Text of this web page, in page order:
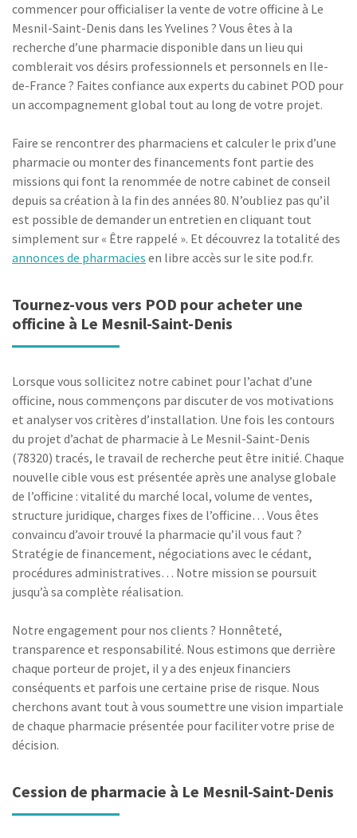
commencer pour officialiser la vente de votre officine à Le
Mesnil-Saint-Denis dans les Yvelines ? Vous êtes à la
recherche d’une pharmacie disponible dans un lieu qui
comblerait vos désirs professionnels et personnels en Ile-
de-France ? Faites confiance aux experts du cabinet POD pour
un accompagnement global tout au long de votre projet.
Faire se rencontrer des pharmaciens et calculer le prix d’une
pharmacie ou monter des financements font partie des
missions qui font la renommée de notre cabinet de conseil
depuis sa création à la fin des années 80. N’oubliez pas qu’il
est possible de demander un entretien en cliquant tout
simplement sur « Être rappelé ». Et découvrez la totalité des
annonces de pharmacies en libre accès sur le site pod.fr.
Tournez-vous vers POD pour acheter une
officine à Le Mesnil-Saint-Denis
Lorsque vous sollicitez notre cabinet pour l’achat d’une
officine, nous commençons par discuter de vos motivations
et analyser vos critères d’installation. Une fois les contours
du projet d’achat de pharmacie à Le Mesnil-Saint-Denis
(78320) tracés, le travail de recherche peut être initié. Chaque
nouvelle cible vous est présentée après une analyse globale
de l’officine : vitalité du marché local, volume de ventes,
structure juridique, charges fixes de l’officine… Vous êtes
convaincu d’avoir trouvé la pharmacie qu’il vous faut ?
Stratégie de financement, négociations avec le cédant,
procédures administratives… Notre mission se poursuit
jusqu’à sa complète réalisation.
Notre engagement pour nos clients ? Honnêteté,
transparence et responsabilité. Nous estimons que derrière
chaque porteur de projet, il y a des enjeux financiers
conséquents et parfois une certaine prise de risque. Nous
cherchons avant tout à vous soumettre une vision impartiale
de chaque pharmacie présentée pour faciliter votre prise de
décision.
Cession de pharmacie à Le Mesnil-Saint-Denis